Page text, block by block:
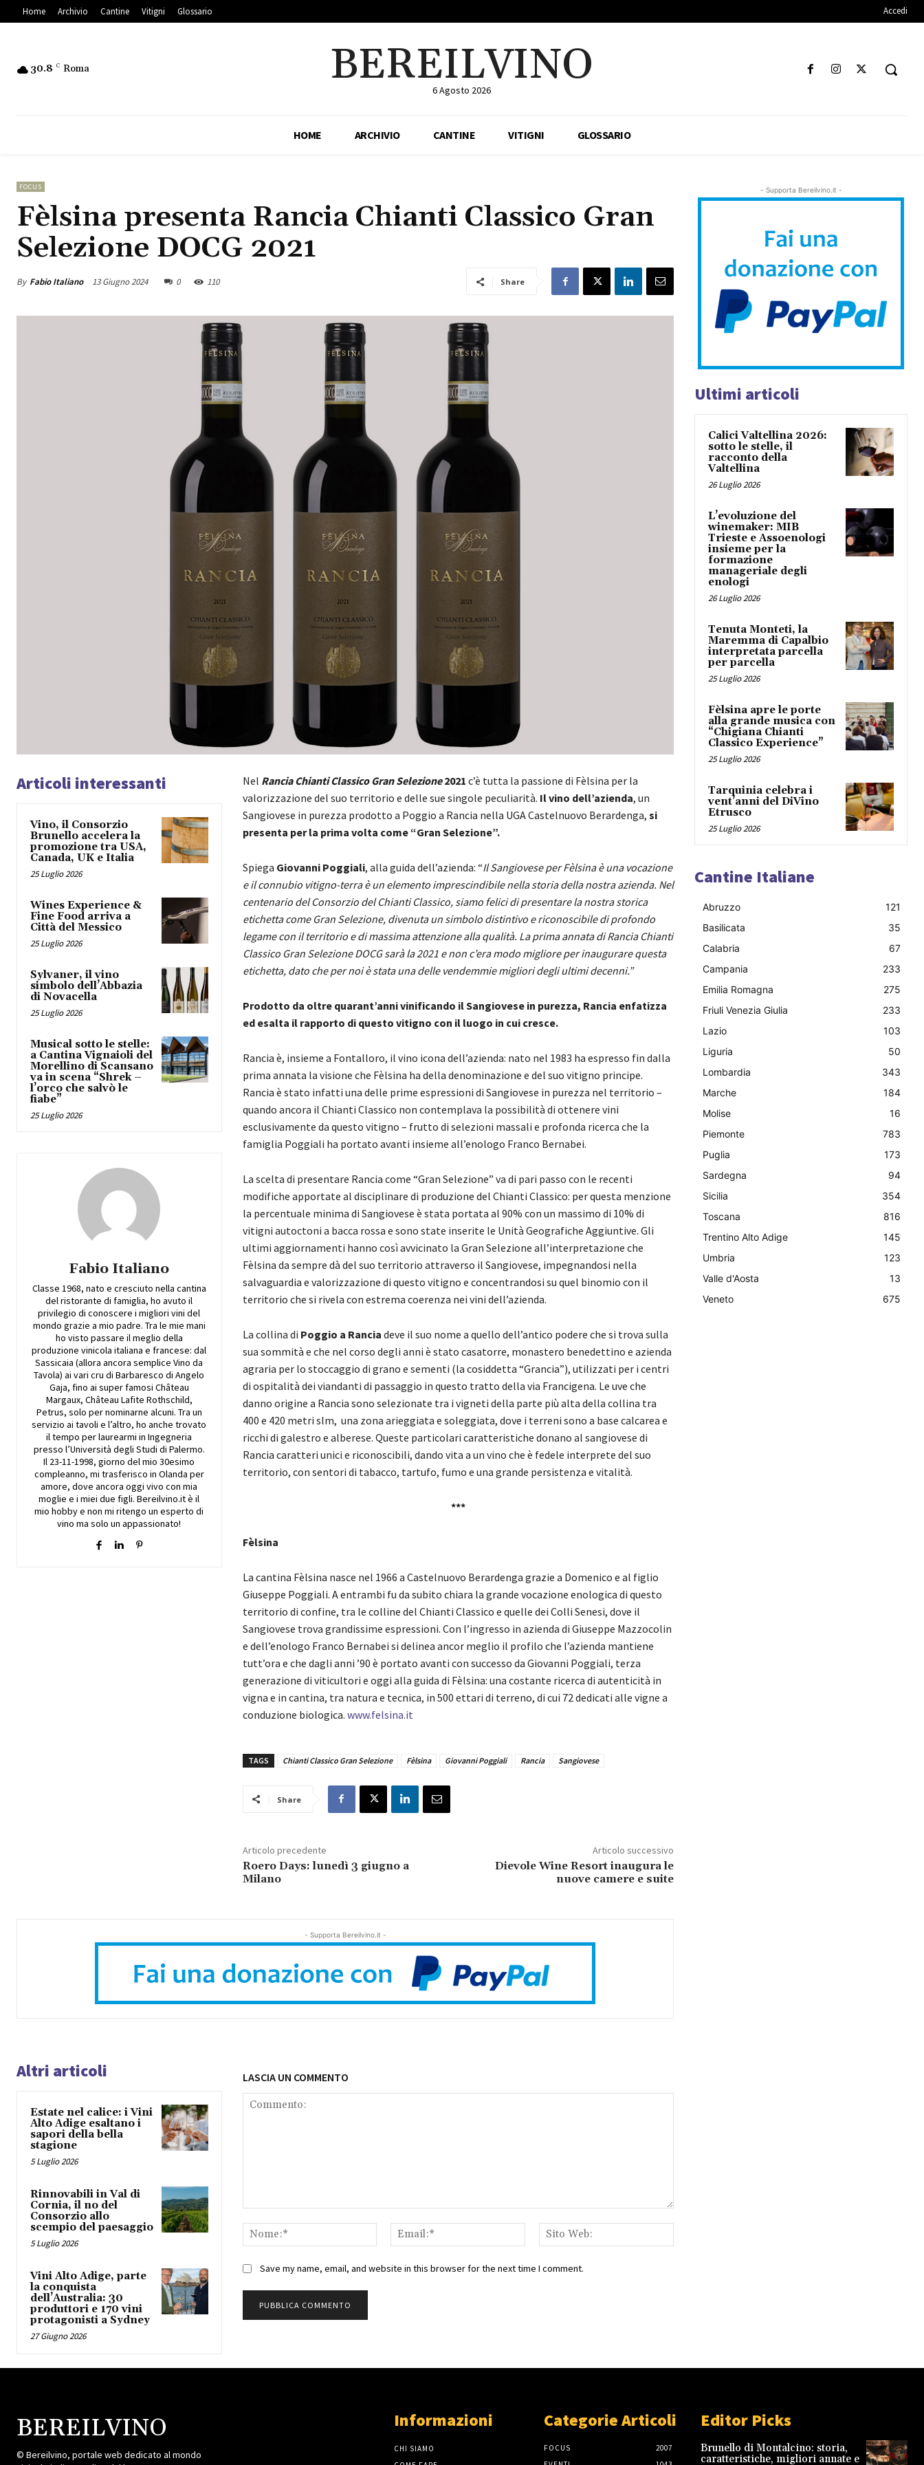
Home Archivio Cantine Vitigni Glossario Accedi
30.8 C Roma BEREILVINO
6 Agosto 2026
HOME ARCHIVIO CANTINE VITIGNI GLOSSARIO
FOCUS
Fèlsina presenta Rancia Chianti Classico Gran
Selezione DOCG 2021
By Fabio Italiano 13 Giugno 2024 0 110 Share
Articoli interessanti
Vino, il Consorzio
Brunello accelera la
promozione tra USA,
Canada, UK e Italia
25 Luglio 2026
Wines Experience &
Fine Food arriva a
Città del Messico
25 Luglio 2026
Sylvaner, il vino
simbolo dell’Abbazia
di Novacella
25 Luglio 2026
Musical sotto le stelle:
a Cantina Vignaioli del
Morellino di Scansano
va in scena “Shrek –
l’orco che salvò le
fiabe”
25 Luglio 2026
Fabio Italiano
Classe 1968, nato e cresciuto nella cantina
del ristorante di famiglia, ho avuto il
privilegio di conoscere i migliori vini del
mondo grazie a mio padre. Tra le mie mani
ho visto passare il meglio della
produzione vinicola italiana e francese: dal
Sassicaia (allora ancora semplice Vino da
Tavola) ai vari cru di Barbaresco di Angelo
Gaja, fino ai super famosi Château
Margaux, Château Lafite Rothschild,
Petrus, solo per nominarne alcuni. Tra un
servizio ai tavoli e l’altro, ho anche trovato
il tempo per laurearmi in Ingegneria
presso l’Università degli Studi di Palermo.
Il 23-11-1998, giorno del mio 30esimo
compleanno, mi trasferisco in Olanda per
amore, dove ancora oggi vivo con mia
moglie e i miei due figli. Bereilvino.it è il
mio hobby e non mi ritengo un esperto di
vino ma solo un appassionato!
Nel Rancia Chianti Classico Gran Selezione2021 c’è tutta la passione di Fèlsina per la
valorizzazione del suo territorio e delle sue singole peculiarità. Il vino dell’azienda, un
Sangiovese in purezza prodotto a Poggio a Rancia nella UGA Castelnuovo Berardenga, si
presenta per la prima volta come “Gran Selezione”.
Spiega Giovanni Poggiali, alla guida dell’azienda: “Il Sangiovese per Fèlsina è una vocazione
e il connubio vitigno-terra è un elemento imprescindibile nella storia della nostra azienda. Nel
centenario del Consorzio del Chianti Classico, siamo felici di presentare la nostra storica
etichetta come Gran Selezione, divenuta un simbolo distintivo e riconoscibile di profondo
legame con il territorio e di massima attenzione alla qualità. La prima annata di Rancia Chianti
Classico Gran Selezione DOCG sarà la 2021 e non c’era modo migliore per inaugurare questa
etichetta, dato che per noi è stata una delle vendemmie migliori degli ultimi decenni.”
Prodotto da oltre quarant’anni vinificando il Sangiovese in purezza, Rancia enfatizza
ed esalta il rapporto di questo vitigno con il luogo in cui cresce.
Rancia è, insieme a Fontalloro, il vino icona dell’azienda: nato nel 1983 ha espresso fin dalla
prima annata la visione che Fèlsina ha della denominazione e del suo vitigno principe.
Rancia è stato infatti una delle prime espressioni di Sangiovese in purezza nel territorio –
quando ancora il Chianti Classico non contemplava la possibilità di ottenere vini
esclusivamente da questo vitigno – frutto di selezioni massali e profonda ricerca che la
famiglia Poggiali ha portato avanti insieme all’enologo Franco Bernabei.
La scelta di presentare Rancia come “Gran Selezione” va di pari passo con le recenti
modifiche apportate al disciplinare di produzione del Chianti Classico: per questa menzione
la percentuale minima di Sangiovese è stata portata al 90% con un massimo di 10% di
vitigni autoctoni a bacca rossa e sono state inserite le Unità Geografiche Aggiuntive. Gli
ultimi aggiornamenti hanno così avvicinato la Gran Selezione all’interpretazione che
Fèlsina da sempre dà del suo territorio attraverso il Sangiovese, impegnandosi nella
salvaguardia e valorizzazione di questo vitigno e concentrandosi su quel binomio con il
territorio che si rivela con estrema coerenza nei vini dell’azienda.
La collina di Poggio a Rancia deve il suo nome a quello dell’antico podere che si trova sulla
sua sommità e che nel corso degli anni è stato casatorre, monastero benedettino e azienda
agraria per lo stoccaggio di grano e sementi (la cosiddetta “Grancia”), utilizzati per i centri
di ospitalità dei viandanti di passaggio in questo tratto della via Francigena. Le uve che
danno origine a Rancia sono selezionate tra i vigneti della parte più alta della collina tra
400 e 420 metri slm, una zona arieggiata e soleggiata, dove i terreni sono a base calcarea e
ricchi di galestro e alberese. Queste particolari caratteristiche donano al sangiovese di
Rancia caratteri unici e riconoscibili, dando vita a un vino che è fedele interprete del suo
territorio, con sentori di tabacco, tartufo, fumo e una grande persistenza e vitalità.
***
Fèlsina
La cantina Fèlsina nasce nel 1966 a Castelnuovo Berardenga grazie a Domenico e al figlio
Giuseppe Poggiali. A entrambi fu da subito chiara la grande vocazione enologica di questo
territorio di confine, tra le colline del Chianti Classico e quelle dei Colli Senesi, dove il
Sangiovese trova grandissime espressioni. Con l’ingresso in azienda di Giuseppe Mazzocolin
e dell’enologo Franco Bernabei si delinea ancor meglio il profilo che l’azienda mantiene
tutt’ora e che dagli anni ’90 è portato avanti con successo da Giovanni Poggiali, terza
generazione di viticultori e oggi alla guida di Fèlsina: una costante ricerca di autenticità in
vigna e in cantina, tra natura e tecnica, in 500 ettari di terreno, di cui 72 dedicati alle vigne a
conduzione biologica. www.felsina.it
TAGS Chianti Classico Gran Selezione Fèlsina Giovanni Poggiali Rancia Sangiovese
Share
Articolo precedente
Roero Days: lunedì 3 giugno a
Milano
Articolo successivo
Dievole Wine Resort inaugura le
nuove camere e suite
- Supporta Bereilvino.it -
Altri articoli
Estate nel calice: i Vini
Alto Adige esaltano i
sapori della bella
stagione
5 Luglio 2026
Rinnovabili in Val di
Cornia, il no del
Consorzio allo
scempio del paesaggio
5 Luglio 2026
Vini Alto Adige, parte
la conquista
dell’Australia: 30
produttori e 170 vini
protagonisti a Sydney
27 Giugno 2026
LASCIA UN COMMENTO
Nome:*
Email:*
Web:
Save my name, email, and website in this browser for the next time I comment.
- Supporta Bereilvino.it -
Ultimi articoli
Calici Valtellina 2026:
sotto le stelle, il
racconto della
Valtellina
26 Luglio 2026
L’evoluzione del
winemaker: MIB
Trieste e Assoenologi
insieme per la
formazione
manageriale degli
enologi
26 Luglio 2026
Tenuta Monteti, la
Maremma di Capalbio
interpretata parcella
per parcella
25 Luglio 2026
Fèlsina apre le porte
alla grande musica con
“Chigiana Chianti
Classico Experience”
25 Luglio 2026
Tarquinia celebra i
vent’anni del DiVino
Etrusco
25 Luglio 2026
Cantine Italiane
Abruzzo
121
Basilicata
35
Calabria
67
Campania
233
Emilia Romagna
275
Friuli Venezia Giulia
233
Lazio
103
Liguria
50
Lombardia
343
Marche
184
Molise
16
Piemonte
783
Puglia
173
Sardegna
94
Sicilia
354
Toscana
816
Trentino Alto Adige
145
Umbria
123
Valle d'Aosta
13
Veneto
675
BEREILVINO
© Bereilvino, portale web dedicato al mondo
Informazioni
CHI SIAMO
Categorie Articoli
FOCUS
2007
Editor Picks
Brunello di Montalcino: storia,
caratteristiche, migliori annate e